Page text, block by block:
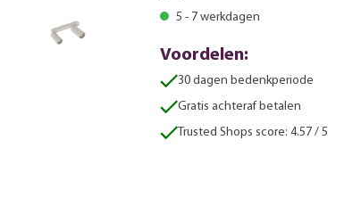
5 - 7 werkdagen
Voordelen:
30 dagen bedenkperiode
Gratis achteraf betalen
Trusted Shops score: 4.57 / 5